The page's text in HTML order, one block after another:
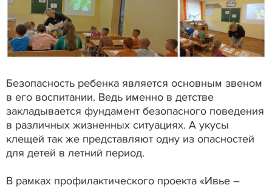
Безопасность ребенка является основным звеном
в его воспитании. Ведь именно в детстве
закладывается фундамент безопасного поведения
в различных жизненных ситуациях. А укусы
клещей так же представляют одну из опасностей
для детей в летний период.
В рамках профилактического проекта «Ивье –